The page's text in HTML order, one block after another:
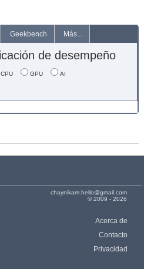
Geekbench Más...
de desempeño
CPU GPU AI
chaynikam.hello@gmail.com
© 2009 - 2026
Acerca de
Contacto
Privacidad